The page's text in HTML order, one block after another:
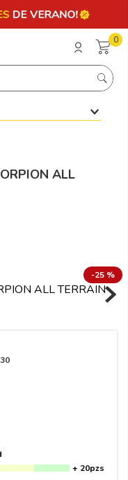
0
ALL
-25 %
+ 20pzs
más buscados